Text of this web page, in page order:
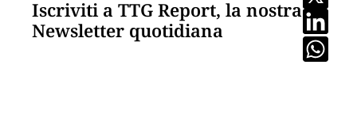
Iscriviti a TTG Report, la nostra
Newsletter quotidiana